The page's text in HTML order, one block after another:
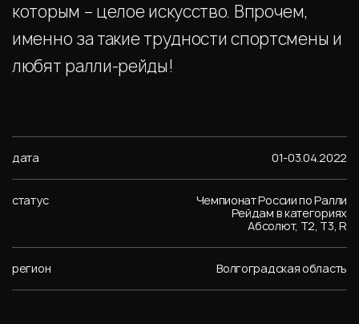
которым – целое искусство. Впрочем,
именно за такие трудности спортсмены и
любят ралли-рейды!
дата 01-03.04.2022
статус
Чемпионат России по Ралли
Рейдам в категориях
Абсолют, Т2, Т3, R
регион Волгоградская область